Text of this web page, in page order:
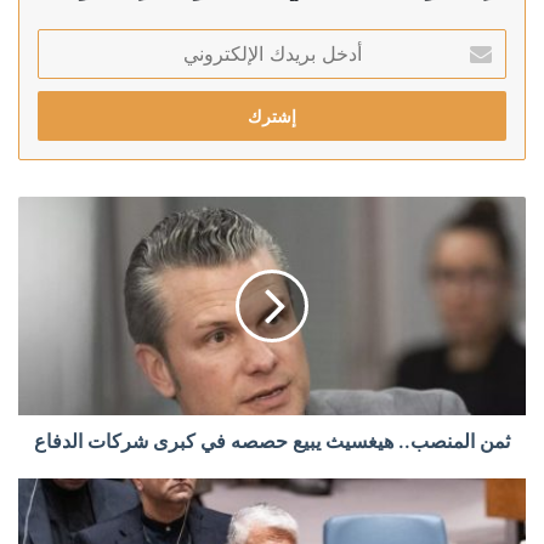
بريدك
الإلكتروني
ثمن المنصب.. هيغسيث يبيع حصصه في كبرى شركات الدفاع